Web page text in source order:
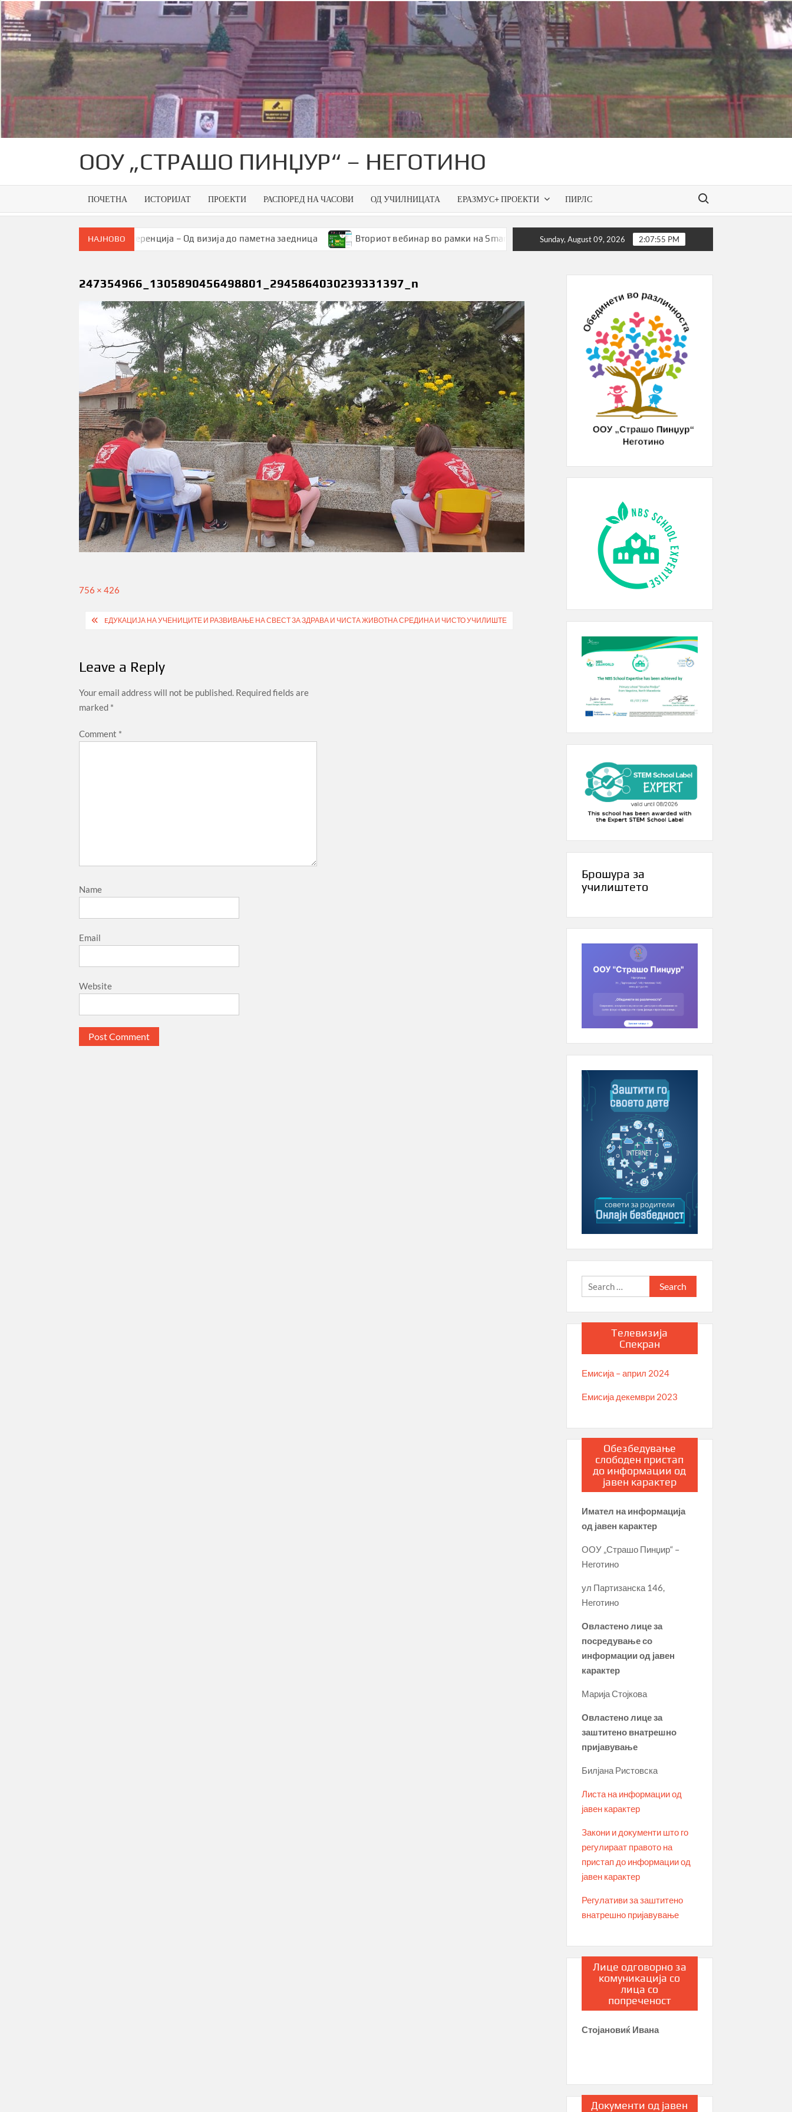
Skip
to
content
ООУ „СТРАШО ПИНЏУР“ – НЕГОТИНО
ПОЧЕТНА ИСТОРИЈАТ ПРОЕКТИ РАСПОРЕД НА ЧАСОВИ ОД УЧИЛНИЦАТА ЕРАЗМУС+ ПРОЕКТИ ПИРЛС
Search for:
НАЈНОВО
Конференција – Од визија до паметна заедница Вториот вебинар во рамки на Smart Green Spaces – презентирана одобрената програма за слободниот изборен
Sunday, August 09, 2026 2:07:56 PM
247354966_1305890456498801_2945864030239331397_n
Full
756 × 426
PostEДУКАЦИЈА НА УЧЕНИЦИТЕ И РАЗВИВАЊЕ НА СВЕСТ ЗА ЗДРАВА И ЧИСТА ЖИВОТНА СРЕДИНА И ЧИСТО УЧИЛИШТЕ
Leave a Reply
Your email address will not be published. Required fields are
marked *
Comment *
Name
Email
Website
Брошура за
училиштето
Search
for:
Телевизија
Спекран
Емисија – април 2024
Емисија декември 2023
Обезбедување
слободен пристап
до информации од
јавен карактер
Имател на информација
од јавен карактер
ООУ „Страшо Пинџир“ –
Неготино
ул Партизанска 146,
Неготино
Овластено лице за
посредување со
информации од јавен
карактер
Марија Стојкова
Овластено лице за
заштитено внатрешно
пријавување
Билјана Ристовска
Листа на информации од
јавен карактер
Закони и документи што го
регулираат правото на
пристап до информации од
јавен карактер
Регулативи за заштитено
внатрешно пријавување
Лице одговорно за
комуникација со
лица со
попреченост
Стојановиќ Ивана
Документи од јавен